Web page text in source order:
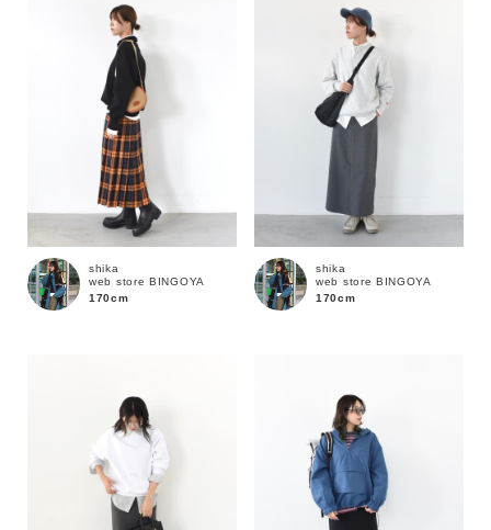
shika
web store BINGOYA
170cm
shika
web store BINGOYA
170cm